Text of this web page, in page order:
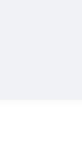
motorok,